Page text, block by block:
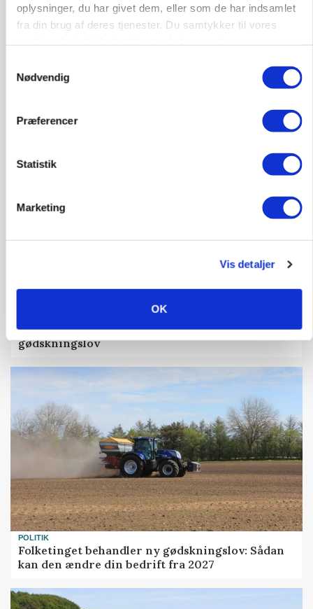
oplysninger, du har givet dem, eller som de har indsamlet
fra din brug af deres tjenester. Du samtykker til vores
Nødvendig
Præferencer
Statistik
Marketing
Vis detaljer
OK
BUSINESS
Fra mark til mur: Byggeriet kan åbne nyt
»Nu stopper I«: Landbrugsdebattør og
protestgruppe vil demonstrere mod ny
gødskningslov
POLITIK
Folketinget behandler ny gødskningslov: Sådan
kan den ændre din bedrift fra 2027